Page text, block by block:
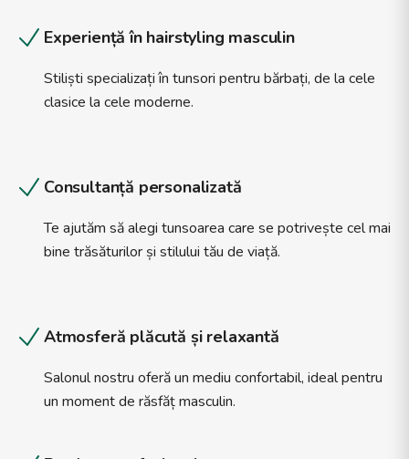
Experiență în hairstyling masculin
Stiliști specializați în tunsori pentru bărbați, de la cele
clasice la cele moderne.
Consultanță personalizată
Te ajutăm să alegi tunsoarea care se potrivește cel mai
bine trăsăturilor și stilului tău de viață.
Atmosferă plăcută și relaxantă
Salonul nostru oferă un mediu confortabil, ideal pentru
un moment de răsfăț masculin.